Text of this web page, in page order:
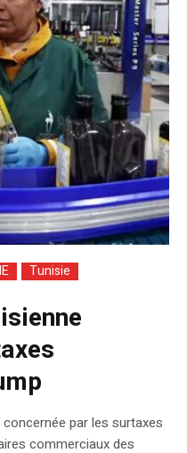
Tunisie
par les surtaxes
commerciaux des